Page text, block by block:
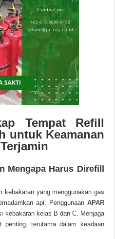
Tempat Refill
untuk Keamanan
Mengapa Harus Direfill
kebakaran yang menggunakan gas
api. Penggunaan APAR
kebakaran kelas B dan C. Menjaga
terutama dalam keadaan